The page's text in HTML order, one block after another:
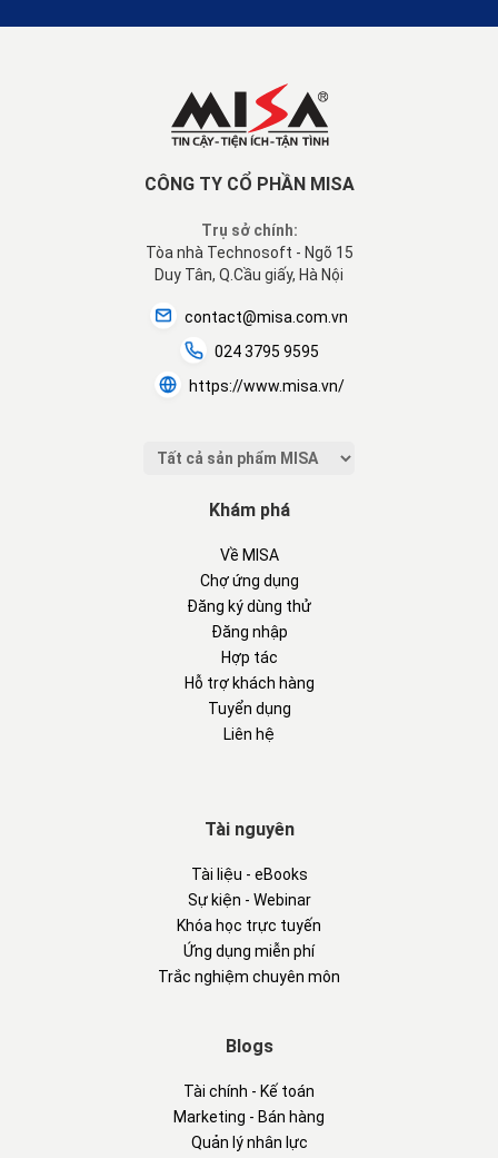
CÔNG TY CỔ PHẦN MISA
Trụ sở chính:
Tòa nhà Technosoft - Ngõ 15
Duy Tân, Q.Cầu giấy, Hà Nội
contact@misa.com.vn
024 3795 9595
https://www.misa.vn/
Khám phá
Về MISA
Chợ ứng dụng
Đăng ký dùng thử
Đăng nhập
Hợp tác
Hỗ trợ khách hàng
Tuyển dụng
Liên hệ
Tài nguyên
Tài liệu - eBooks
Sự kiện - Webinar
Khóa học trực tuyến
Ứng dụng miễn phí
Trắc nghiệm chuyên môn
Blogs
Tài chính - Kế toán
Marketing - Bán hàng
Quản lý nhân lực